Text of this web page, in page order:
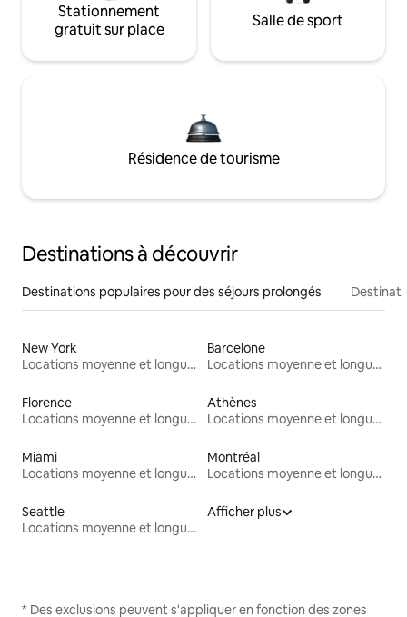
Stationnement
gratuit sur place
Salle de sport
Résidence de tourisme
Destinations à découvrir
Destinations populaires pour des séjours prolongés
New York
Locations moyenne et longue durée
Barcelone
Locations moyenne et longue durée
Florence
Locations moyenne et longue durée
Athènes
Locations moyenne et longue durée
Miami
Locations moyenne et longue durée
Montréal
Locations moyenne et longue durée
Seattle
Locations moyenne et longue durée
Afficher plus
* Des exclusions peuvent s'appliquer en fonction des zones